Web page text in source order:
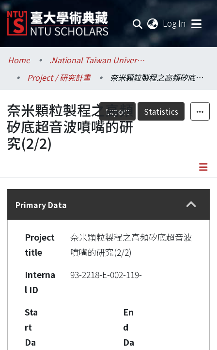
Log In
Communities & Collections
Research Outputs
Fundings & Projects
Researchers
Statistics
Home
.National Taiwan University / 國立臺灣大學
Project / 研究計畫
奈米顆粒製程之高頻矽底超音波噴嘴的研究(2/2)
Export Statistics
奈米顆粒製程之高頻
矽底超音波噴嘴的研
究(2/2)
Details
Primary Data
Project
title
奈米顆粒製程之高頻矽底超音波
噴嘴的研究(2/2)
Interna
l ID
93-2218-E-002-119-
Sta
rt
Da
En
d
Da